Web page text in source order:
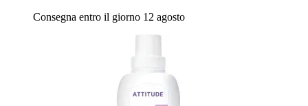
Consegna entro il giorno 12 agosto